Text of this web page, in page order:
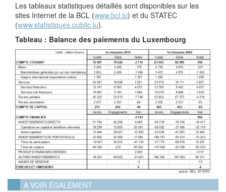
Les tableaux statistiques détaillés sont disponibles sur les
sites Internet de la BCL (www.bcl.lu) et du STATEC
(www.statistiques.public.lu).
Tableau : Balance des paiements du Luxembourg
A VOIR ÉGALEMENT